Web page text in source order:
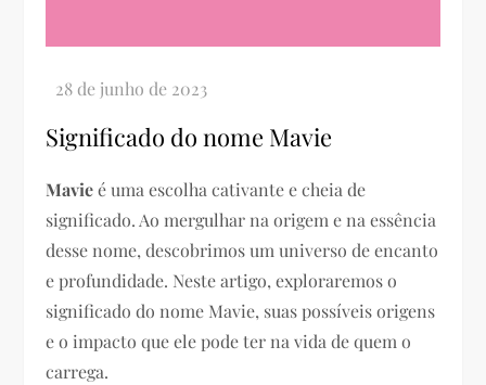
Significado do nome Mavie
Mavieé uma escolha cativante e cheia de
significado. Ao mergulhar na origem e na essência
desse nome, descobrimos um universo de encanto
e profundidade. Neste artigo, exploraremos o
significado do nome Mavie, suas possíveis origens
e o impacto que ele pode ter na vida de quem o
carrega.